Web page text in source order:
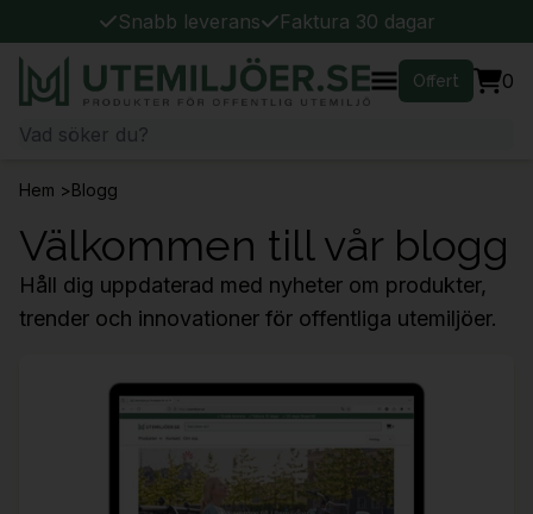
Snabb leverans Faktura 30 dagar
Offert 0
Hem >Blogg
Välkommen till vår blogg
Håll dig uppdaterad med nyheter om produkter,
trender och innovationer för offentliga utemiljöer.